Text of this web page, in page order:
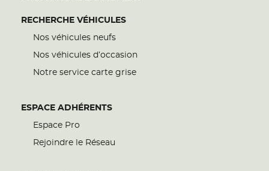
RECHERCHE VÉHICULES
Nos véhicules neufs
Nos véhicules d’occasion
Notre service carte grise
ESPACE ADHÉRENTS
Espace Pro
Rejoindre le Réseau